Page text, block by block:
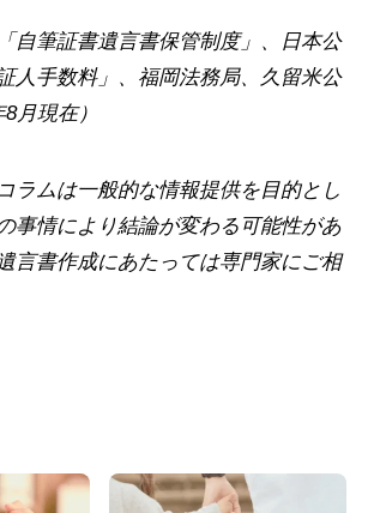
自筆証書遺言書保管制度」、日本公
人手数料」、福岡法務局、久留米公
月現在）
ラムは一般的な情報提供を目的とし
事情により結論が変わる可能性があ
言書作成にあたっては専門家にご相